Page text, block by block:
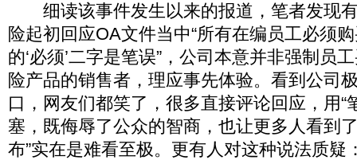
细读该事件发生以来的报道，笔者发现
险起初回应OA文件当中“所有在编员工必须
的‘必须’二字是笔误”，公司本意并非强制员
险产品的销售者，理应事先体验。看到公司
口，网友们都笑了，很多直接评论回应，用“
塞，既侮辱了公众的智商，也让更多人看到
布”实在是难看至极。更有人对这种说法质疑